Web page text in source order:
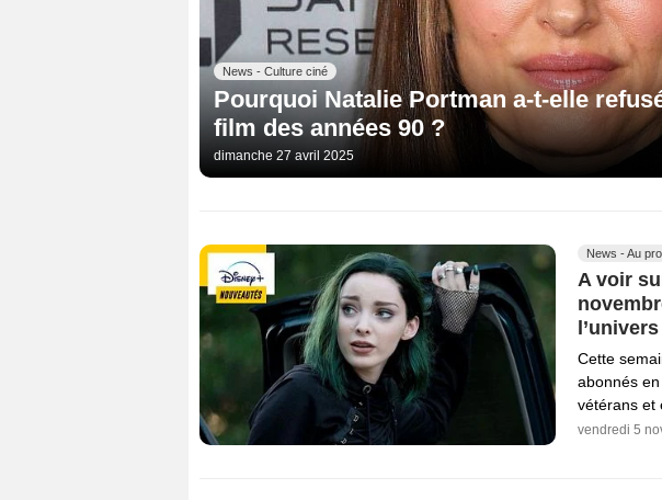
News - Culture ciné
Pourquoi Natalie Portman a-t-elle
film des années 90 ?
dimanche 27 avril 2025
News - Au
A voir
Cette
abonnés
vétérans et
vendredi 5